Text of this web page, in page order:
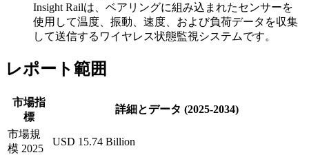
Insight Railは、ベアリングに組み込まれたセンサーを
使用して温度、振動、速度、および負荷データを収集
して送信するワイヤレス状態監視システムです。
レポート範囲
市場指
標
詳細とデータ (2025-2034)
市場規
模 2025
USD 15.74 Billion